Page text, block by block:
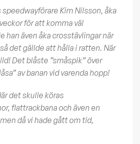
Kim Nilsson, åka
för att komma väl
han även åka crosstävlingar när
det gällde att hålla i ratten. När
Det blåste ”småspik” över
av banan vid varenda hopp!
det skulle köras
flattrackbana och även en
då vi hade gått om tid,